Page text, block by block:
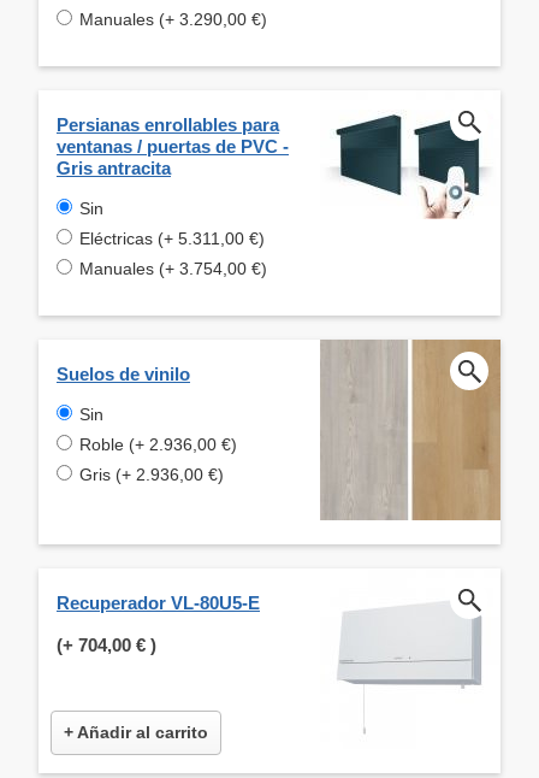
Manuales (+ 3.290,00 €)
Persianas enrollables para
ventanas / puertas de PVC -
Gris antracita
Sin
Eléctricas (+ 5.311,00 €)
Manuales (+ 3.754,00 €)
Suelos de vinilo
Sin
Roble (+ 2.936,00 €)
Gris (+ 2.936,00 €)
Recuperador VL-80U5-E
(+ 704,00 € )
+ Añadir al carrito